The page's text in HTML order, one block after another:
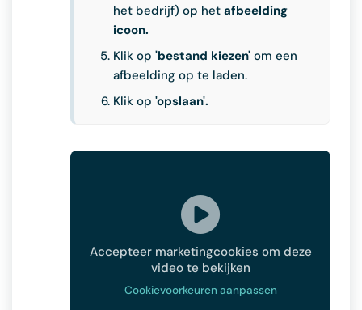
het bedrijf) op het afbeelding
icoon.
Klik op 'bestand kiezen' om een
afbeelding op te laden.
Klik op 'opslaan'.
Accepteer marketingcookies om deze
video te bekijken
Cookievoorkeuren aanpassen